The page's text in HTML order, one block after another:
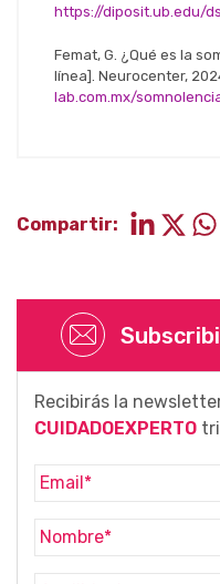
https://diposit.ub.edu/
Femat, G. ¿Qué es la
línea]. Neurocenter,
lab.com.mx/
Compartir:
Recibirás la
CUIDADOEXPERTO